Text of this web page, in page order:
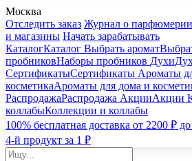
Москва
Отследить заказ Журнал о парфюмерии
и магазины Начать зарабатывать
КаталогКаталог Выбрать аромат
пробниковНаборы пробников Духи
СертификатыСертификаты Ароматы
косметикаАроматы для дома и
РаспродажаРаспродажа АкцииАкции
коллабыКоллекции и коллабы
100% бесплатная доставка от 2200 ₽
4-й продукт за 1 ₽